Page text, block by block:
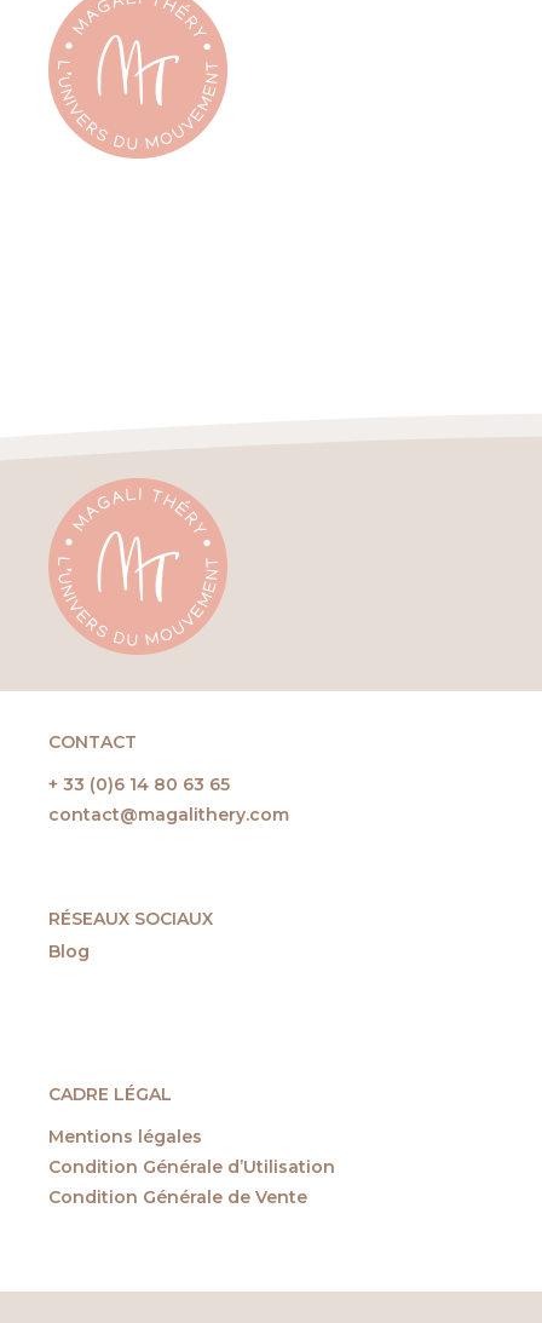
CONTACT
+ 33 (0)6 14 80 63 65
contact@magalithery.com
RÉSEAUX SOCIAUX
Blog
CADRE LÉGAL
Mentions légales
Condition Générale d’Utilisation
Condition Générale de Vente